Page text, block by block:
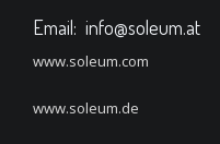
Email: info@soleum.at
www.soleum.com
www.soleum.de